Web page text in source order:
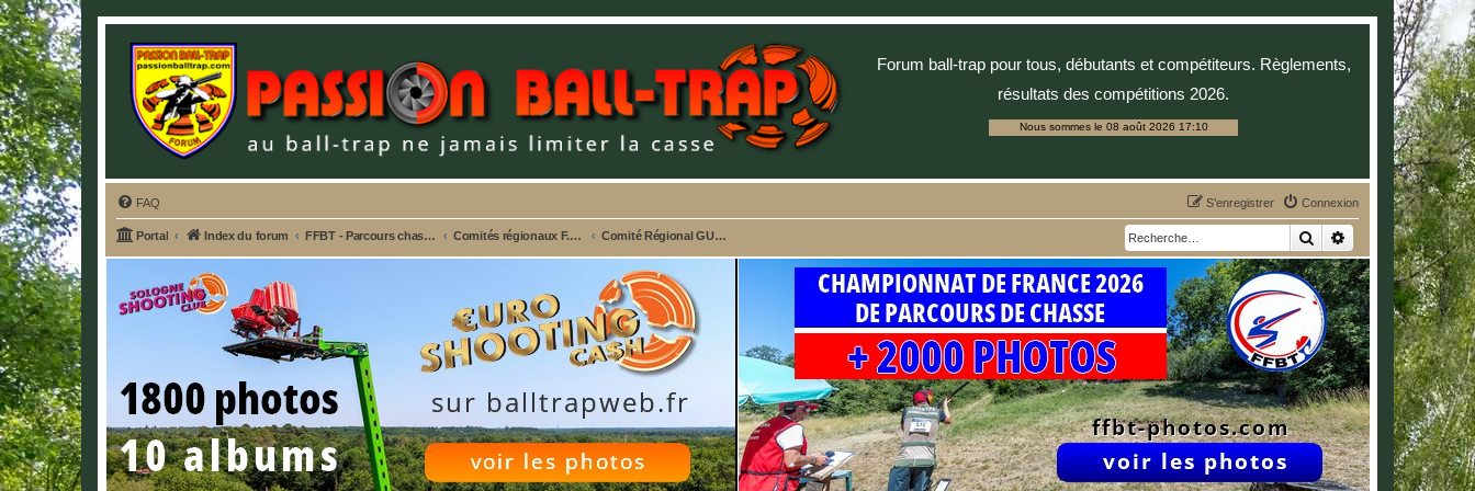
Forum ball-trap pour tous, débutants et compétiteurs. Règlements,
résultats des compétitions 2026.
Nous sommes le 08 août 2026 17:10
FAQ Connexion
S’enregistrer
Portal Index du forum FFBT - Parcours chasse, Compak, English Sporting, FU, DTL, Hélices, Sanglier courant Comités régionaux F.F.B.T. - Championnats et Sites web Comité Régional GUADELOUPE RechercherRecherche avancée